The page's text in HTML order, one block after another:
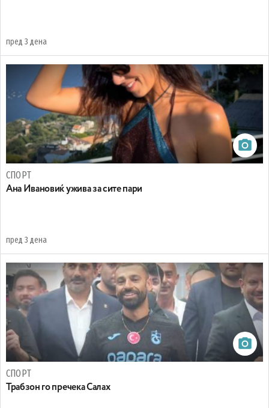
пред 3 дена
СПОРТ
Ана Ивановиќ ужива за сите пари
пред 3 дена
СПОРТ
Трабзон го пречека Салах